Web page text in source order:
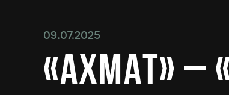
09.07.2025
«Ахмат» –